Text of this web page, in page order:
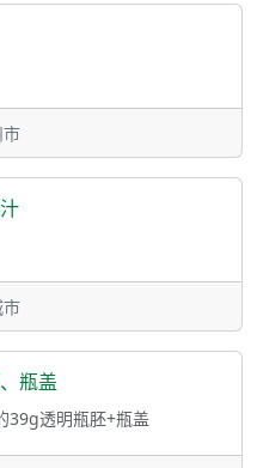
瓶盖
39g透明瓶胚+瓶盖